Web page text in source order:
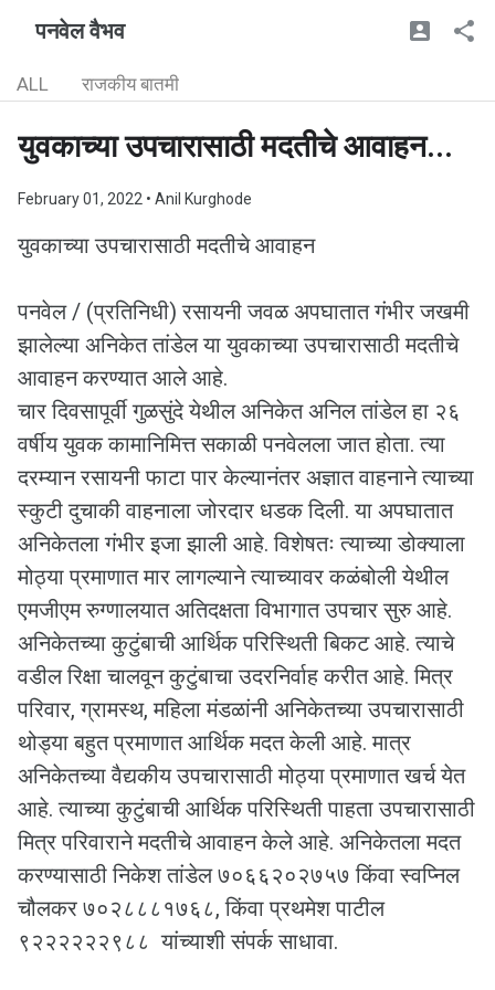
पनवेल वैभव
ALL राजकीय बातमी
युवकाच्या उपचारासाठी मदतीचे आवाहन...
February 01, 2022 • Anil Kurghode
युवकाच्या उपचारासाठी मदतीचे आवाहन
पनवेल / (प्रतिनिधी) रसायनी जवळ अपघातात गंभीर जखमी
झालेल्या अनिकेत तांडेल या युवकाच्या उपचारासाठी मदतीचे
आवाहन करण्यात आले आहे.
चार दिवसापूर्वी गुळसुंदे येथील अनिकेत अनिल तांडेल हा २६
वर्षीय युवक कामानिमित्त सकाळी पनवेलला जात होता. त्या
दरम्यान रसायनी फाटा पार केल्यानंतर अज्ञात वाहनाने त्याच्या
स्कुटी दुचाकी वाहनाला जोरदार धडक दिली. या अपघातात
अनिकेतला गंभीर इजा झाली आहे. विशेषतः त्याच्या डोक्याला
मोठ्या प्रमाणात मार लागल्याने त्याच्यावर कळंबोली येथील
एमजीएम रुग्णालयात अतिदक्षता विभागात उपचार सुरु आहे.
अनिकेतच्या कुटुंबाची आर्थिक परिस्थिती बिकट आहे. त्याचे
वडील रिक्षा चालवून कुटुंबाचा उदरनिर्वाह करीत आहे. मित्र
परिवार, ग्रामस्थ, महिला मंडळांनी अनिकेतच्या उपचारासाठी
थोड्या बहुत प्रमाणात आर्थिक मदत केली आहे. मात्र
अनिकेतच्या वैद्यकीय उपचारासाठी मोठ्या प्रमाणात खर्च येत
आहे. त्याच्या कुटुंबाची आर्थिक परिस्थिती पाहता उपचारासाठी
मित्र परिवाराने मदतीचे आवाहन केले आहे. अनिकेतला मदत
करण्यासाठी निकेश तांडेल ७०६६२०२७५७ किंवा स्वप्निल
चौलकर ७०२८८८१७६८, किंवा प्रथमेश पाटील
९२२२२२२९८८ यांच्याशी संपर्क साधावा.